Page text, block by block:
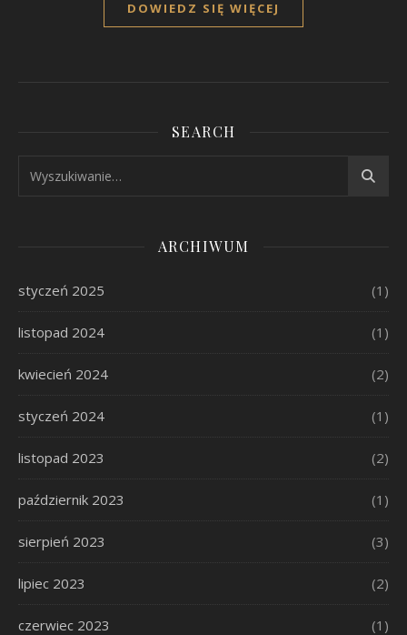
DOWIEDZ SIĘ WIĘCEJ
SEARCH
ARCHIWUM
styczeń 2025 (1)
listopad 2024 (1)
kwiecień 2024 (2)
styczeń 2024 (1)
listopad 2023 (2)
październik 2023 (1)
sierpień 2023 (3)
lipiec 2023 (2)
czerwiec 2023 (1)